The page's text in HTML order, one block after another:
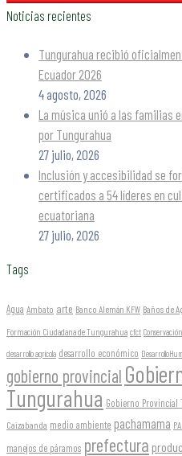
Noticias recientes
Tungurahua recibió
Ecuador 2026
4 agosto, 2026
La música unió a las familias
por Tungurahua
27 julio, 2026
Inclusión y accesibilidad se
certificados a 54 líderes en
ecuatoriana
27 julio, 2026
Tags
Agua Ambato arte Banco Alemán KFW Baños de
Formación Ciudadana de Tungurahua cfct
desarrollo agrícola desarrollo económico
gobierno provincial
Tungurahua Gobierno Provincial
Caizabanda medio ambiente pachamama
manejos de páramos prefectura